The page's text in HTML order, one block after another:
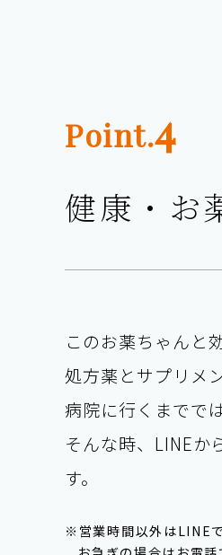
Point.4
健康・お
このお薬ちゃんと
処方薬とサプリメ
病院に行くまでで
そんな時、LINEか
す。
※営業時間以外はLINE